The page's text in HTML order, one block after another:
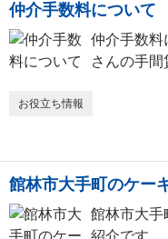
仲介手数料について
仲介手数料
さんの手間
お役立ち情報
館林市大手町のケー
館林市大手
紹介です。